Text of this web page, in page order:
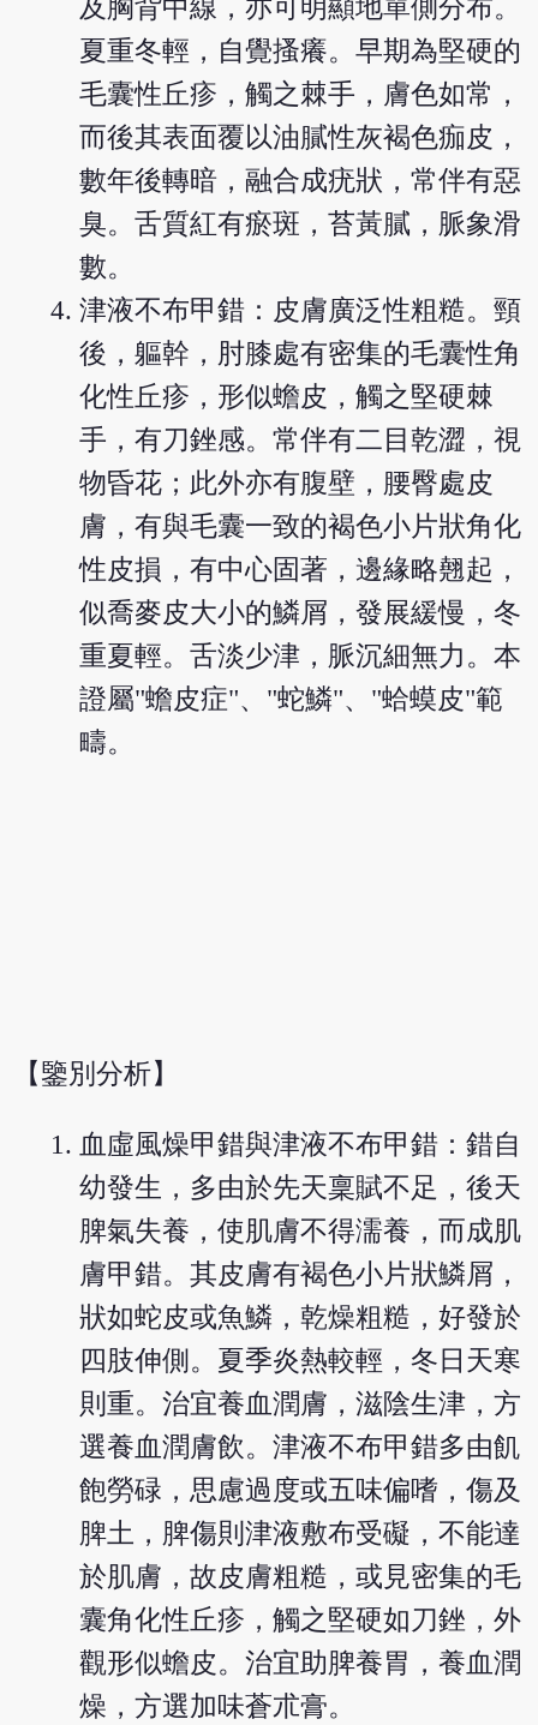
及胸背中線，亦可明顯地單側分布。
夏重冬輕，自覺搔癢。早期為堅硬的
毛囊性丘疹，觸之棘手，膚色如常，
而後其表面覆以油膩性灰褐色痂皮，
數年後轉暗，融合成疣狀，常伴有惡
臭。舌質紅有瘀斑，苔黃膩，脈象滑
數。
津液不布甲錯：皮膚廣泛性粗糙。頸
後，軀幹，肘膝處有密集的毛囊性角
化性丘疹，形似蟾皮，觸之堅硬棘
手，有刀銼感。常伴有二目乾澀，視
物昏花；此外亦有腹壁，腰臀處皮
膚，有與毛囊一致的褐色小片狀角化
性皮損，有中心固著，邊緣略翹起，
似喬麥皮大小的鱗屑，發展緩慢，冬
重夏輕。舌淡少津，脈沉細無力。本
證屬"蟾皮症"、"蛇鱗"、"蛤蟆皮"範
疇。
【鑒別分析】
血虛風燥甲錯與津液不布甲錯：錯自
幼發生，多由於先天稟賦不足，後天
脾氣失養，使肌膚不得濡養，而成肌
膚甲錯。其皮膚有褐色小片狀鱗屑，
狀如蛇皮或魚鱗，乾燥粗糙，好發於
四肢伸側。夏季炎熱較輕，冬日天寒
則重。治宜養血潤膚，滋陰生津，方
選養血潤膚飲。津液不布甲錯多由飢
飽勞碌，思慮過度或五味偏嗜，傷及
脾土，脾傷則津液敷布受礙，不能達
於肌膚，故皮膚粗糙，或見密集的毛
囊角化性丘疹，觸之堅硬如刀銼，外
觀形似蟾皮。治宜助脾養胃，養血潤
燥，方選加味蒼朮膏。